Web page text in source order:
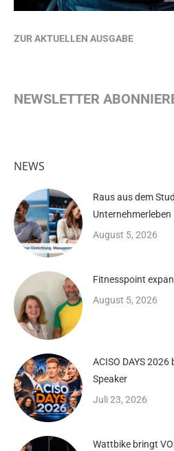
ZUR AKTUELLEN AUSGABE
NEWSLETTER
NEWS
Raus aus dem
Unternehmerleben
August 5, 2026
Fitnesspoint
August 5, 2026
ACISO DAYS
Speaker
Juli 23, 2026
Wattbike bringt